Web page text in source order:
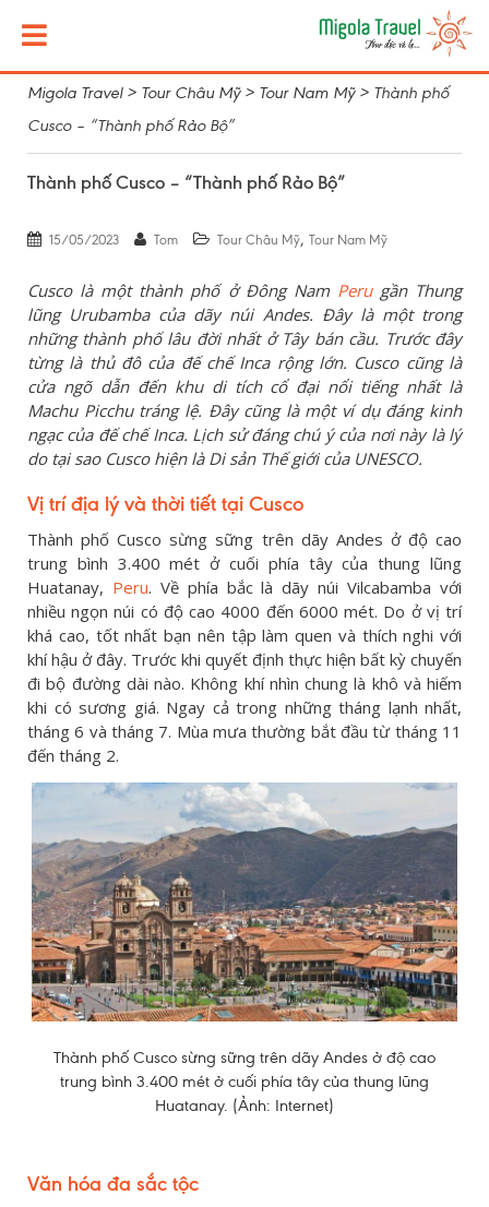
Migola Travel> Tour Châu Mỹ> Tour Nam Mỹ> Thành phố
Cusco – “Thành phố Rảo Bộ”
Thành phố Cusco – “Thành phố Rảo Bộ”
15/05/2023 Tom Tour Châu Mỹ, Tour Nam Mỹ
Cusco là một thành phố ở Đông Nam Perugần Thung
lũng Urubamba của dãy núi Andes. Đây là một trong
những thành phố lâu đời nhất ở Tây bán cầu. Trước đây
từng là thủ đô của đế chế Inca rộng lớn. Cusco cũng là
cửa ngõ dẫn đến khu di tích cổ đại nổi tiếng nhất là
Machu Picchu tráng lệ. Đây cũng là một ví dụ đáng kinh
ngạc của đế chế Inca. Lịch sử đáng chú ý của nơi này là lý
do tại sao Cusco hiện là Di sản Thế giới của UNESCO.
Vị trí địa lý và thời tiết tại Cusco
Thành phố Cusco sừng sững trên dãy Andes ở độ cao
trung bình 3.400 mét ở cuối phía tây của thung lũng
Huatanay, Peru. Về phía bắc là dãy núi Vilcabamba với
nhiều ngọn núi có độ cao 4000 đến 6000 mét. Do ở vị trí
khá cao, tốt nhất bạn nên tập làm quen và thích nghi với
khí hậu ở đây. Trước khi quyết định thực hiện bất kỳ chuyến
đi bộ đường dài nào. Không khí nhìn chung là khô và hiếm
khi có sương giá. Ngay cả trong những tháng lạnh nhất,
tháng 6 và tháng 7. Mùa mưa thường bắt đầu từ tháng 11
đến tháng 2.
Thành phố Cusco sừng sững trên dãy Andes ở độ cao
trung bình 3.400 mét ở cuối phía tây của thung lũng
Huatanay. (Ảnh: Internet)
Văn hóa đa sắc tộc